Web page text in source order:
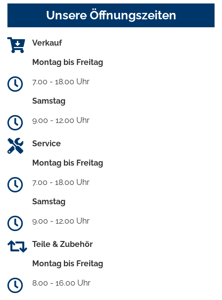
Unsere Öffnungszeiten
Verkauf
Montag bis Freitag
7.00 - 18.00 Uhr
Samstag
9.00 - 12.00 Uhr
Service
Montag bis Freitag
7.00 - 18.00 Uhr
Samstag
9.00 - 12.00 Uhr
Teile & Zubehör
Montag bis Freitag
8.00 - 16.00 Uhr